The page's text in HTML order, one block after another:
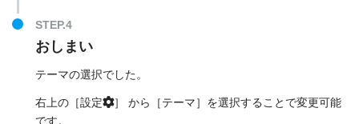
おしまい
テーマの選択でした。
右上の［設定
］ から［テーマ］を選択することで変更可能
です。